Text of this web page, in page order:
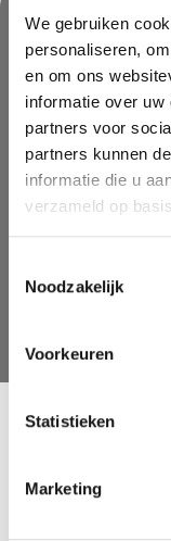
We gebruiken
personaliseren,
en om ons
informatie over
partners voor
partners kunnen
informatie die u
verzameld op
Noodzakelijk
Voorkeuren
Statistieken
Marketing
Nooit iets van
Mis geen enkele
je nu in voor onze
Oh'Green
Follow us on social